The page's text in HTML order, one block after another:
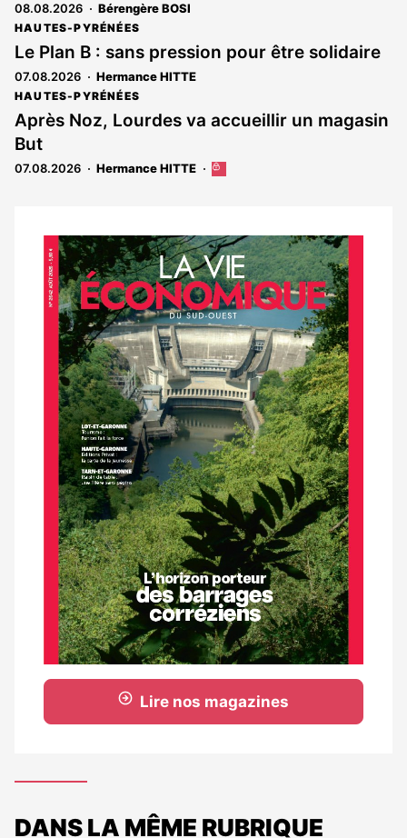
08.08.2026 Bérengère BOSI
HAUTES-PYRÉNÉES
Le Plan B : sans pression pour être solidaire
07.08.2026 Hermance HITTE
HAUTES-PYRÉNÉES
Après Noz, Lourdes va accueillir un magasin
But
07.08.2026 Hermance HITTE
Cet
aux
abonnés
Notre
dernier
magazine
Lire nos magazines
DANS LA MÊME RUBRIQUE